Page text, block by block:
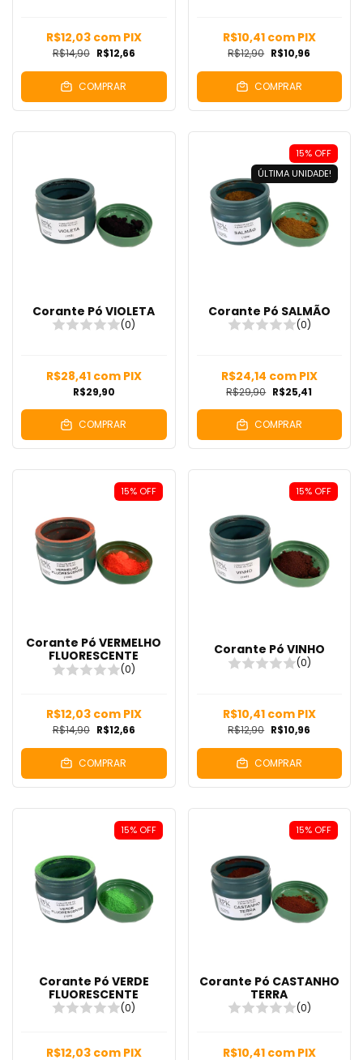
R$14,90 R$12,66
R$12,03 com PIX
COMPRAR
R$12,90 R$10,96
R$10,41 com PIX
COMPRAR
Corante Pó VIOLETA
(0)
R$29,90
R$28,41 com PIX
COMPRAR
15% OFF
ÚLTIMA UNIDADE!
Corante Pó SALMÃO
(0)
R$29,90 R$25,41
R$24,14 com PIX
COMPRAR
15% OFF
Corante Pó VERMELHO
FLUORESCENTE
(0)
R$14,90 R$12,66
R$12,03 com PIX
COMPRAR
15% OFF
Corante Pó VINHO
(0)
R$12,90 R$10,96
R$10,41 com PIX
COMPRAR
15% OFF
Corante Pó VERDE
FLUORESCENTE
(0)
R$12,03 com PIX
15% OFF
Corante Pó CASTANHO
TERRA
(0)
R$10,41 com PIX